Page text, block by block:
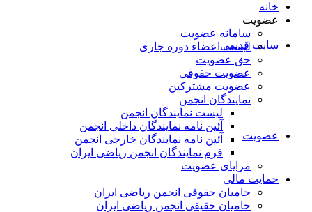
سایت قدیمی
عضویت
خانه
عضویت
سامانه عضویت
لیست اعضاء دوره جاری
حق عضویت
عضویت حقوقی
عضویت مشترکین
نمایندگان انجمن
لیست نمایندگان انجمن
آئین نامه نمایندگان داخلی انجمن
آئین نامه نمایندگان خارجی انجمن
فرم نمایندگان انجمن ریاضی ایران
مزایای عضویت
حمایت مالی
حامیان حقوقی انجمن ریاضی ایران
حامیان حقیقی انجمن ریاضی ایران